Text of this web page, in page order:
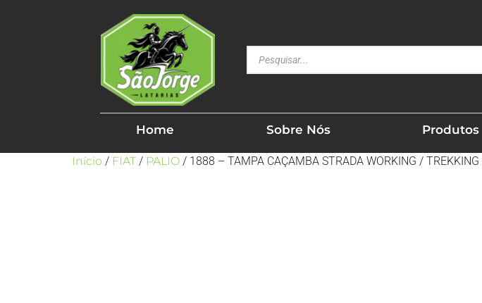
Home Sobre Nós Produtos
Início / FIAT / PALIO / 1888 – TAMPA CAÇAMBA STRADA WORKING /